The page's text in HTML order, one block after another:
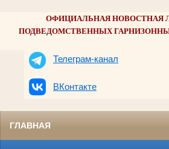
ОФИЦИАЛЬНАЯ НОВОСТНАЯ
ПОДВЕДОМСТВЕННЫХ
Телеграм-канал
ВКонтакте
ГЛАВНАЯ